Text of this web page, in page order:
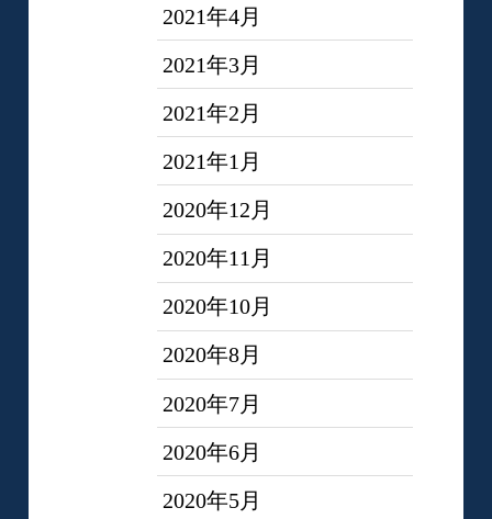
2021年4月
2021年3月
2021年2月
2021年1月
2020年12月
2020年11月
2020年10月
2020年8月
2020年7月
2020年6月
2020年5月